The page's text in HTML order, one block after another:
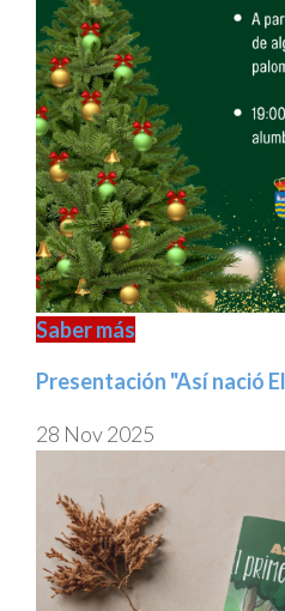
Saber más
Presentación "Así nació
28 Nov 2025